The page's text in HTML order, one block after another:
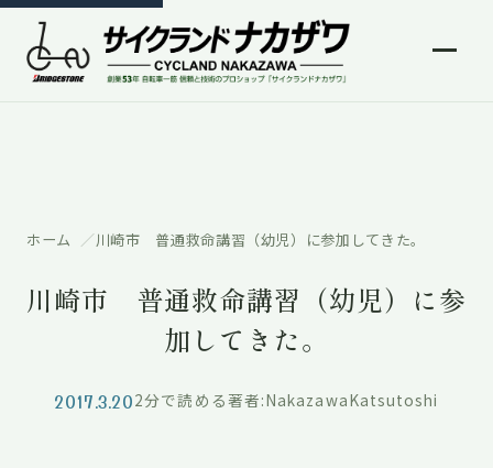
ホーム 川崎市 普通救命講習（幼児）に参加してきた。
川崎市 普通救命講習（幼児）に参
加してきた。
2017.3.202分で読める著者:NakazawaKatsutoshi